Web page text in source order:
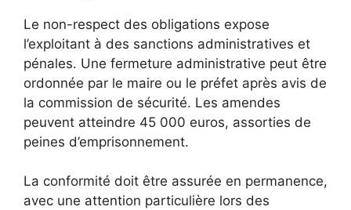
Le non-respect des obligations expose
l’exploitant à des sanctions administratives et
pénales. Une fermeture administrative peut être
ordonnée par le maire ou le préfet après avis de
la commission de sécurité. Les amendes
peuvent atteindre 45 000 euros, assorties de
peines d’emprisonnement.
La conformité doit être assurée en permanence,
avec une attention particulière lors des